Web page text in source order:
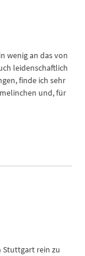
wenig an das von
leidenschaftlich
finde ich sehr
und, für
Stuttgart rein zu